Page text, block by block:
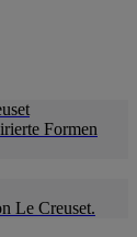
Formen
Le Creuset.